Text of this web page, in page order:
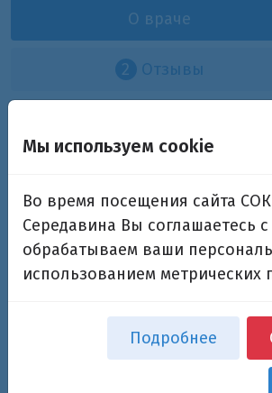
О враче
2 Отзывы
Аборин Степан
интенсивной терапии для
недоношенных детей
корпуса, кандидат медицинских
Дополнительная
Отделение
Мы используем cookie
Во время посещения сайта
Середавина Вы соглашаетесь
обрабатываем ваши
использованием метрических
Подробнее